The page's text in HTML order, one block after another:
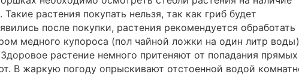
растения покупать нельзя, так как гриб будет
после покупки, растения рекомендуется обработать
медного купороса (пол чайной ложки на один литр
растение немного притеняют от попадания прямых
В жаркую погоду опрыскивают отстоенной водой